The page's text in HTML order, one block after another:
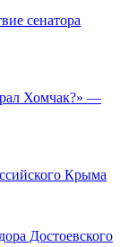
сенатора
Хомчак?» —
Крыма
Достоевского